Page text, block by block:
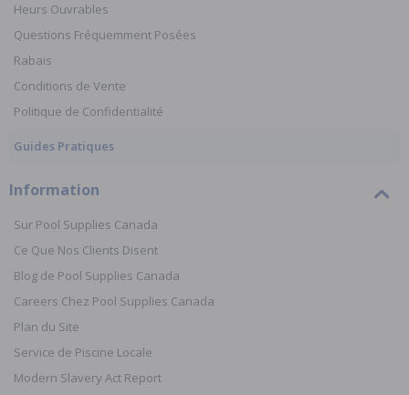
Heurs Ouvrables
Questions Fréquemment Posées
Rabais
Conditions de Vente
Politique de Confidentialité
Guides Pratiques
Information
Sur Pool Supplies Canada
Ce Que Nos Clients Disent
Blog de Pool Supplies Canada
Careers Chez Pool Supplies Canada
Plan du Site
Service de Piscine Locale
Modern Slavery Act Report